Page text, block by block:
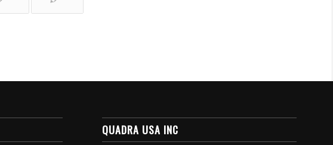
QUADRA USA INC